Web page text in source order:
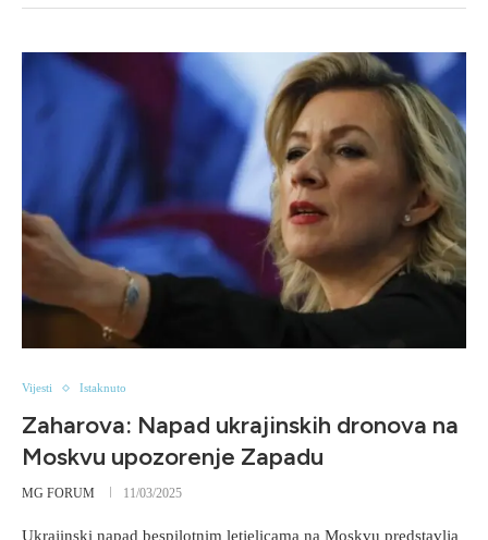
Vijesti Istaknuto
Zaharova: Napad ukrajinskih dronova na
Moskvu upozorenje Zapadu
MG FORUM 11/03/2025
Ukrajinski napad bespilotnim letjelicama na Moskvu predstavlja